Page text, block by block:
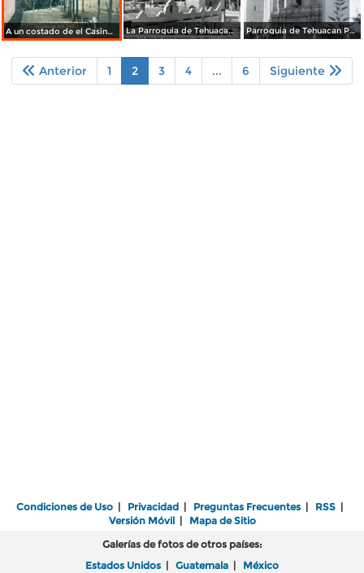
A un costado de el Casino Garci Crespo. La Parroquia de Tehuacan Puebla vista desde los altos de el Palacio Municipal. Parroquia de Tehuacan Puebla.
Anterior 1 2 3 4 ... 6 Siguiente
Condiciones de Uso | Privacidad | Preguntas Frecuentes | RSS |
Versión Móvil| Mapa de Sitio
Galerías de fotos de otros países:
Estados Unidos | Guatemala | México